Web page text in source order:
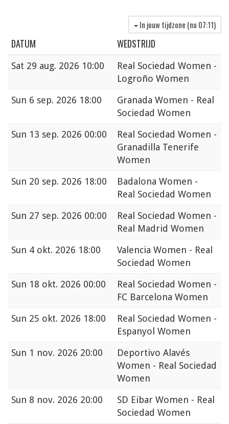
In jouw tijdzone (nu 07:11)
DATUM WEDSTRIJD
Sat 29 aug. 2026 10:00
Real Sociedad Women -
Logroño Women
Sun 6 sep. 2026 18:00
Granada Women - Real
Sociedad Women
Sun 13 sep. 2026 00:00
Real Sociedad Women -
Granadilla Tenerife
Women
Sun 20 sep. 2026 18:00
Badalona Women -
Real Sociedad Women
Sun 27 sep. 2026 00:00
Real Sociedad Women -
Real Madrid Women
Sun 4 okt. 2026 18:00
Valencia Women - Real
Sociedad Women
Sun 18 okt. 2026 00:00
Real Sociedad Women -
FC Barcelona Women
Sun 25 okt. 2026 18:00
Real Sociedad Women -
Espanyol Women
Sun 1 nov. 2026 20:00
Deportivo Alavés
Women - Real Sociedad
Women
Sun 8 nov. 2026 20:00
SD Eibar Women - Real
Sociedad Women